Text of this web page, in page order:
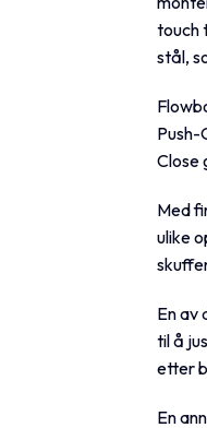
touch
stål,
Push-
Close
Med
ulike
En av
til å
etter
En